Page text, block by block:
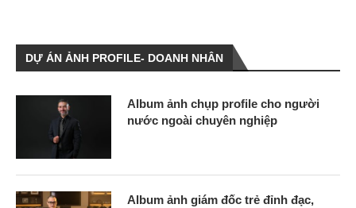
DỰ ÁN ẢNH PROFILE- DOANH NHÂN
Album ảnh chụp profile cho người
nước ngoài chuyên nghiệp
Album ảnh giám đốc trẻ đỉnh đạc,